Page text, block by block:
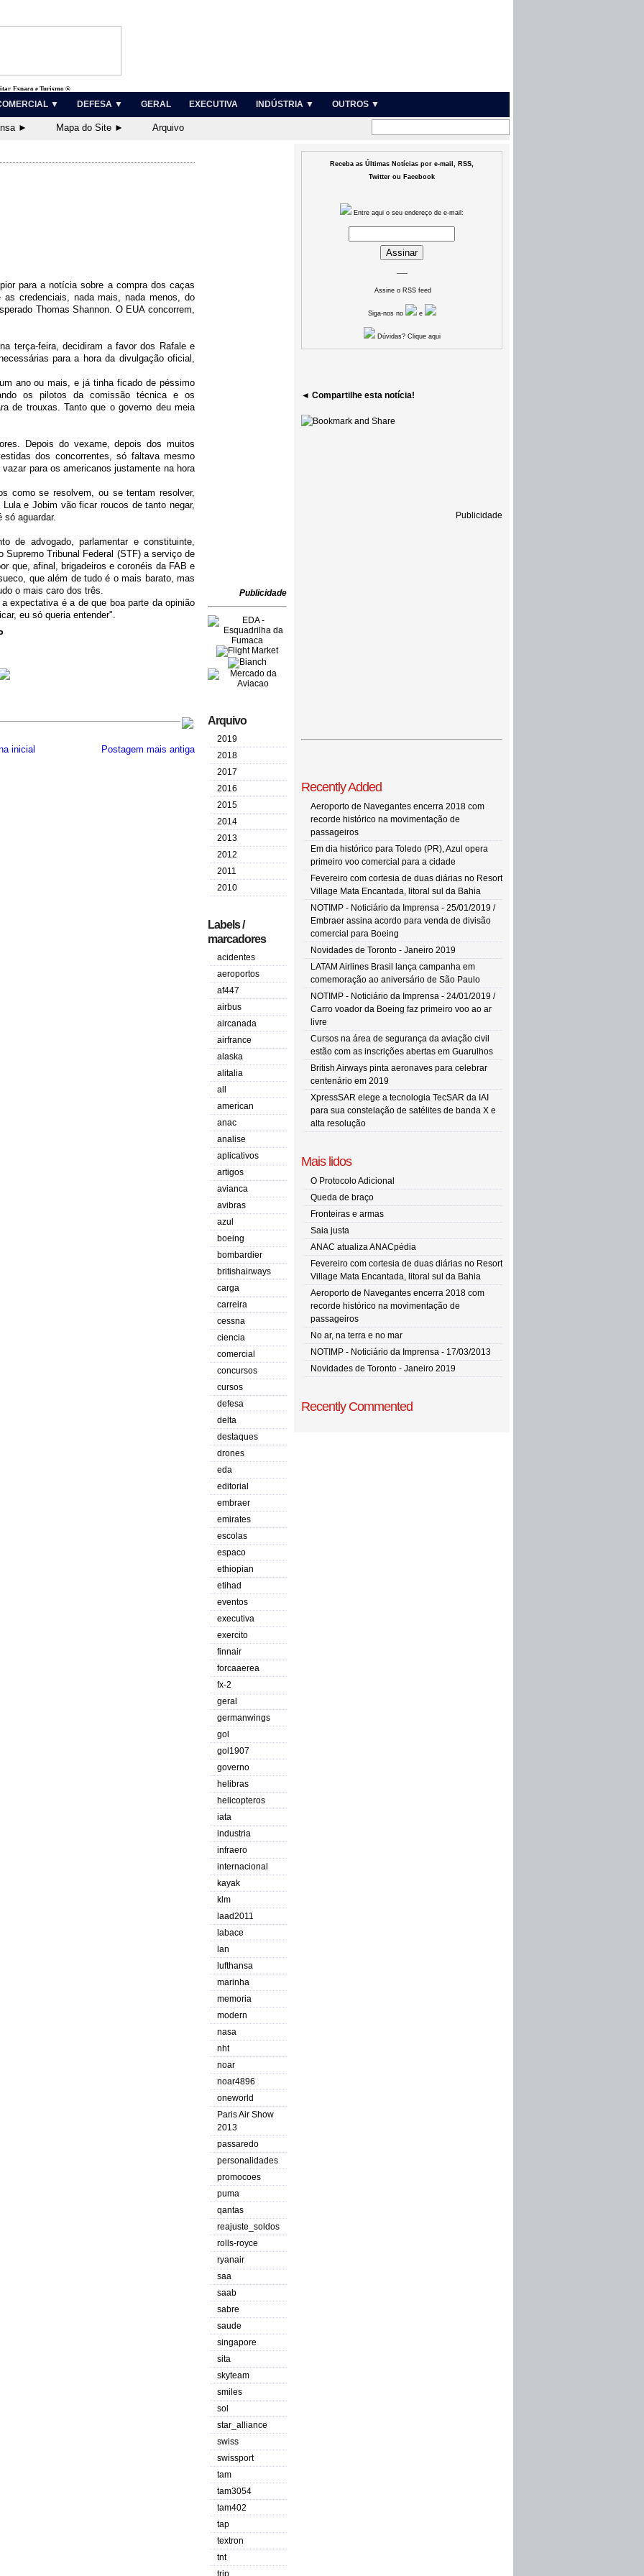
Espaço e Turismo ®
▼ DEFESA ▼ GERAL EXECUTIVA INDÚSTRIA ▼ OUTROS ▼
► Mapa do Site ► Arquivo
para a notícia sobre a compra dos caças
credenciais, nada mais, nada menos, do
Thomas Shannon. O EUA concorrem,
terça-feira, decidiram a favor dos Rafale e
para a hora da divulgação oficial,
ano ou mais, e já tinha ficado de péssimo
os pilotos da comissão técnica e os
de trouxas. Tanto que o governo deu meia
Depois do vexame, depois dos muitos
dos concorrentes, só faltava mesmo
para os americanos justamente na hora
como se resolvem, ou se tentam resolver,
e Jobim vão ficar roucos de tanto negar,
só aguardar.
de advogado, parlamentar e constituinte,
Tribunal Federal (STF) a serviço de
que, afinal, brigadeiros e coronéis da FAB e
que além de tudo é o mais barato, mas
o mais caro dos três.
expectativa é a de que boa parte da opinião
eu só queria entender".
Postagem mais antiga
inicial
Publicidade
Arquivo
2019
2018
2017
2016
2015
2014
2013
2012
2011
2010
Labels /
marcadores
acidentes
aeroportos
af447
airbus
aircanada
airfrance
alaska
alitalia
all
american
anac
analise
aplicativos
artigos
avianca
avibras
azul
boeing
bombardier
britishairways
carga
carreira
cessna
ciencia
comercial
concursos
cursos
defesa
delta
destaques
drones
eda
editorial
embraer
emirates
escolas
espaco
ethiopian
etihad
eventos
executiva
exercito
finnair
forcaaerea
fx-2
geral
germanwings
gol
gol1907
governo
helibras
helicopteros
iata
industria
infraero
internacional
kayak
klm
laad2011
labace
lan
lufthansa
marinha
memoria
modern
nasa
nht
noar
noar4896
oneworld
Paris Air Show
2013
passaredo
personalidades
promocoes
puma
qantas
reajuste_soldos
rolls-royce
ryanair
saa
saab
sabre
saude
singapore
sita
skyteam
smiles
sol
star_alliance
swiss
swissport
tam
tam3054
tam402
tap
textron
tnt
trip
Receba as Últimas Notícias por e-mail, RSS,
Twitter ou Facebook
Entre aqui o seu endereço de e-mail:
Assine o RSS feed
Siga-nos no e
Dúvidas? Clique aqui
◄ Compartilhe esta notícia!
Publicidade
Recently Added
Aeroporto de Navegantes encerra 2018 com
recorde histórico na movimentação de
passageiros
Em dia histórico para Toledo (PR), Azul opera
primeiro voo comercial para a cidade
Fevereiro com cortesia de duas diárias no Resort
Village Mata Encantada, litoral sul da Bahia
NOTIMP - Noticiário da Imprensa - 25/01/2019 /
Embraer assina acordo para venda de divisão
comercial para Boeing
Novidades de Toronto - Janeiro 2019
LATAM Airlines Brasil lança campanha em
comemoração ao aniversário de São Paulo
NOTIMP - Noticiário da Imprensa - 24/01/2019 /
Carro voador da Boeing faz primeiro voo ao ar
livre
Cursos na área de segurança da aviação civil
estão com as inscrições abertas em Guarulhos
British Airways pinta aeronaves para celebrar
centenário em 2019
XpressSAR elege a tecnologia TecSAR da IAI
para sua constelação de satélites de banda X e
alta resolução
Mais lidos
O Protocolo Adicional
Queda de braço
Fronteiras e armas
Saia justa
ANAC atualiza ANACpédia
Fevereiro com cortesia de duas diárias no Resort
Village Mata Encantada, litoral sul da Bahia
Aeroporto de Navegantes encerra 2018 com
recorde histórico na movimentação de
passageiros
No ar, na terra e no mar
NOTIMP - Noticiário da Imprensa - 17/03/2013
Novidades de Toronto - Janeiro 2019
Recently Commented